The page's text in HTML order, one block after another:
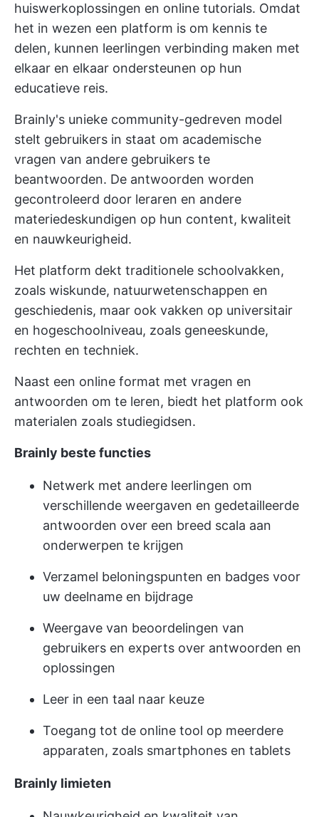
huiswerkoplossingen en online tutorials. Omdat
het in wezen een platform is om kennis te
delen, kunnen leerlingen verbinding maken met
elkaar en elkaar ondersteunen op hun
educatieve reis.
Brainly's unieke community-gedreven model
stelt gebruikers in staat om academische
vragen van andere gebruikers te
beantwoorden. De antwoorden worden
gecontroleerd door leraren en andere
materiedeskundigen op hun content, kwaliteit
en nauwkeurigheid.
Het platform dekt traditionele schoolvakken,
zoals wiskunde, natuurwetenschappen en
geschiedenis, maar ook vakken op universitair
en hogeschoolniveau, zoals geneeskunde,
rechten en techniek.
Naast een online format met vragen en
antwoorden om te leren, biedt het platform ook
materialen zoals studiegidsen.
Brainly beste functies
Netwerk met andere leerlingen om
verschillende weergaven en gedetailleerde
antwoorden over een breed scala aan
onderwerpen te krijgen
Verzamel beloningspunten en badges voor
uw deelname en bijdrage
Weergave van beoordelingen van
gebruikers en experts over antwoorden en
oplossingen
Leer in een taal naar keuze
Toegang tot de online tool op meerdere
apparaten, zoals smartphones en tablets
Brainly limieten